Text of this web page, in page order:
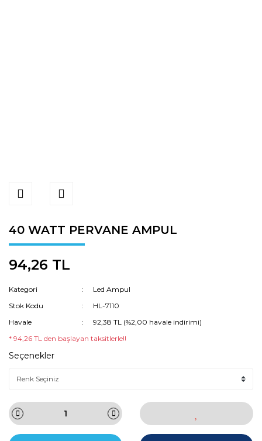
40 WATT PERVANE AMPUL
94,26 TL
Kategori
Led Ampul
Stok Kodu
HL-7110
Havale
92,38 TL (%2,00 havale indirimi)
* 94,26 TL den başlayan taksitlerle!!
Seçenekler